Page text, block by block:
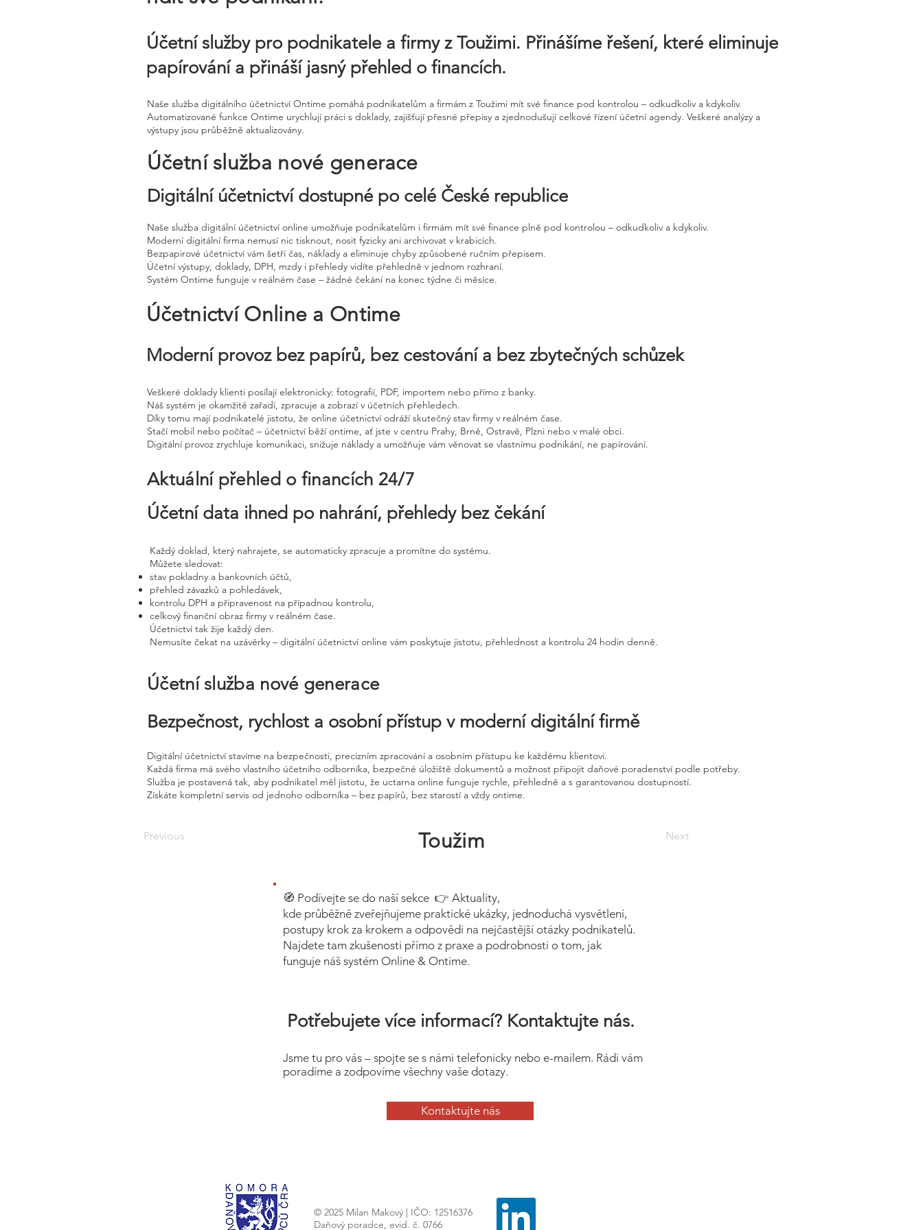
Účetní služby pro podnikatele a firmy z Toužimi. Přinášíme řešení, které eliminuje
papírování a přináší jasný přehled o financích.
Naše služba digitálního účetnictví Ontime pomáhá podnikatelům a firmám z Toužimi mít své finance pod kontrolou – odkudkoliv a kdykoliv.
Automatizované funkce Ontime urychlují práci s doklady, zajišťují přesné přepisy a zjednodušují celkové řízení účetní agendy. Veškeré analýzy a
výstupy jsou průběžně aktualizovány.
Účetní služba nové generace
Digitální účetnictví dostupné po celé České republice
Naše služba digitální účetnictví online umožňuje podnikatelům i firmám mít své finance plně pod kontrolou – odkudkoliv a kdykoliv.
Moderní digitální firma nemusí nic tisknout, nosit fyzicky ani archivovat v krabicích.
Bezpapirové účetnictví vám šetří čas, náklady a eliminuje chyby způsobené ručním přepisem.
Účetní výstupy, doklady, DPH, mzdy i přehledy vidíte přehledně v jednom rozhraní.
Systém Ontime funguje v reálném čase – žádné čekání na konec týdne či měsíce.
Účetnictví Online a Ontime
Moderní provoz bez papírů, bez cestování a bez zbytečných schůzek
Veškeré doklady klienti posílají elektronicky: fotografií, PDF, importem nebo přímo z banky.
Náš systém je okamžitě zařadí, zpracuje a zobrazí v účetních přehledech.
Díky tomu mají podnikatelé jistotu, že online účetnictví odráží skutečný stav firmy v reálném čase.
Stačí mobil nebo počítač – účetnictví běží ontime, ať jste v centru Prahy, Brně, Ostravě, Plzni nebo v malé obci.
Digitální provoz zrychluje komunikaci, snižuje náklady a umožňuje vám věnovat se vlastnímu podnikání, ne papírování.
Aktuální přehled o financích 24/7
Účetní data ihned po nahrání, přehledy bez čekání
Každý doklad, který nahrajete, se automaticky zpracuje a promítne do systému.
Můžete sledovat:
stav pokladny a bankovních účtů,
přehled závazků a pohledávek,
kontrolu DPH a připravenost na případnou kontrolu,
celkový finanční obraz firmy v reálném čase.
Účetnictví tak žije každý den.
Nemusíte čekat na uzávěrky – digitální účetnictví online vám poskytuje jistotu, přehlednost a kontrolu 24 hodin denně.
Účetní služba nové generace
Bezpečnost, rychlost a osobní přístup v moderní digitální firmě
Digitální účetnictví stavíme na bezpečnosti, precizním zpracování a osobním přístupu ke každému klientovi.
Každá firma má svého vlastního účetního odborníka, bezpečné úložiště dokumentů a možnost připojit daňové poradenství podle potřeby.
Služba je postavená tak, aby podnikatel měl jistotu, že uctarna online funguje rychle, přehledně a s garantovanou dostupností.
Získáte kompletní servis od jednoho odborníka – bez papírů, bez starostí a vždy ontime.
Previous Next
Toužim
🧭 Podívejte se do naší sekce 👉 Aktuality,
kde průběžně zveřejňujeme praktické ukázky, jednoduchá vysvětlení,
postupy krok za krokem a odpovědi na nejčastější otázky podnikatelů.
Najdete tam zkušenosti přímo z praxe a podrobnosti o tom, jak
funguje náš systém Online & Ontime.
Potřebujete více informací? Kontaktujte nás.
Jsme tu pro vás – spojte se s námi telefonicky nebo e-mailem. Rádi vám
poradíme a zodpovíme všechny vaše dotazy.
Kontaktujte nás
© 2025 Milan Makový | IČO: 12516376
Daňový poradce, evid. č. 0766